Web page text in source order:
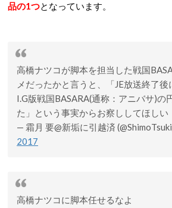
品の1つとなっています。
高橋ナツコが脚本を担当した戦国
メだったかと言うと、「JE放送終了
I.G版戦国BASARA(通称：アニバサ)の
た」という事実からお察ししてほしい
— 霜月 要@新垢に引越済
2017
高橋ナツコに脚本任せるなよ